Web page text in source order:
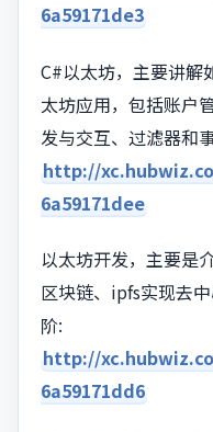
6a59171de3
C#以太坊，主要讲解
太坊应用，包括账户
发与交互、过滤器和
http://
6a59171dee
以太坊开发，主要是
区块链、ipfs实现去
阶:
http://
6a59171dd6